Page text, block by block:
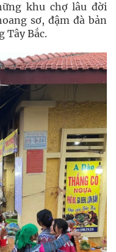
khu chợ lâu đời
sơ, đậm đà bản
Tây Bắc.